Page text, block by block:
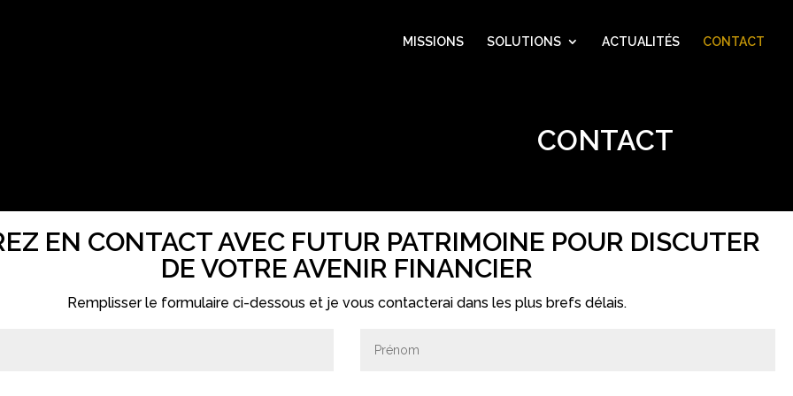
MISSIONS SOLUTIONS ACTUALITÉS CONTACT
CONTACT
EN CONTACT AVEC FUTUR PATRIMOINE POUR DISCUTER
DE VOTRE AVENIR FINANCIER
Remplisser le formulaire ci-dessous et je vous contacterai dans les plus brefs délais.